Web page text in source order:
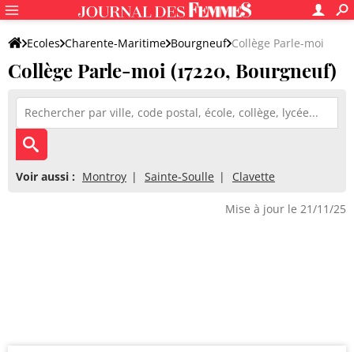
Ecoles Charente-Maritime Bourgneuf Collège Parle-moi
Collège Parle-moi (17220, Bourgneuf)
Voir aussi : Montroy Sainte-Soulle Clavette
Mise à jour le 21/11/25